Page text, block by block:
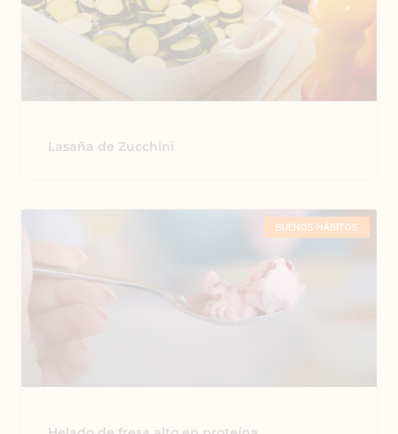
Lasaña de Zucchini
BUENOS HÁBITOS